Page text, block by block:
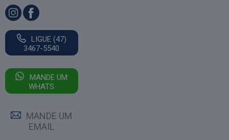
LIGUE (47)
3467-5540
MANDE UM
WHATS
MANDE UM
EMAIL